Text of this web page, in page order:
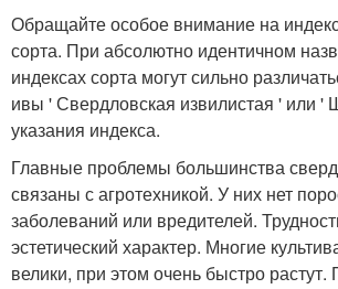
Обращайте особое внимание на
сорта. При абсолютно идентичном
индексах сорта могут сильно
ивы ' Свердловская извилистая ' или '
указания индекса.
Главные проблемы большинства
связаны с агротехникой. У них нет
заболеваний или вредителей.
эстетический характер. Многие
велики, при этом очень быстро